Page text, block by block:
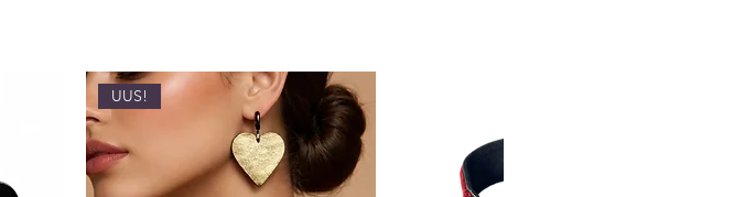
UUS!